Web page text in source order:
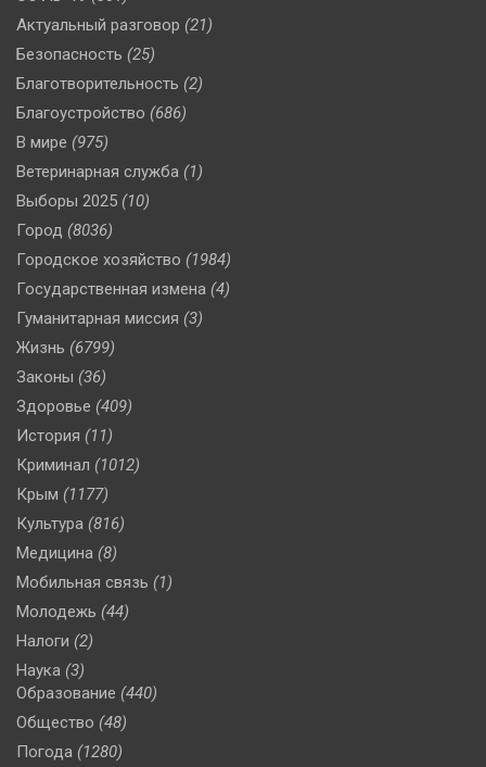
Актуальный разговор (21)
Безопасность (25)
Благотворительность (2)
Благоустройство (686)
В мире (975)
Ветеринарная служба (1)
Выборы 2025 (10)
Город (8036)
Городское хозяйство (1984)
Государственная измена (4)
Гуманитарная миссия (3)
Жизнь (6799)
Законы (36)
Здоровье (409)
История (11)
Криминал (1012)
Крым (1177)
Культура (816)
Медицина (8)
Мобильная связь (1)
Молодежь (44)
Налоги (2)
Наука (3)
Образование (440)
Общество (48)
Погода (1280)